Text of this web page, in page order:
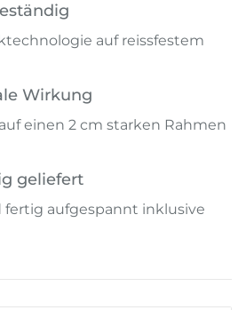
auf reissfestem
Wirkung
einen 2 cm starken Rahmen
geliefert
fertig aufgespannt inklusive